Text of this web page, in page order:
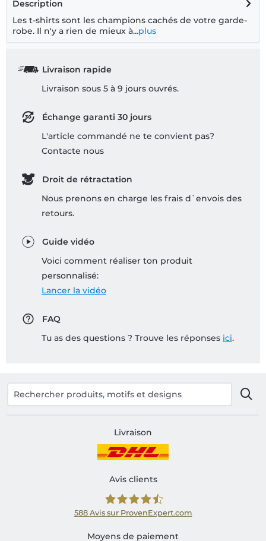
Description
Les t-shirts sont les champions cachés de votre garde-
robe. Il n'y a rien de mieux à...plus
Livraison rapide
Livraison sous 5 à 9 jours ouvrés.
Échange garanti 30 jours
L'article commandé ne te convient pas?
Contacte nous
Droit de rétractation
Nous prenons en charge les frais d`envois des
retours.
Guide vidéo
Voici comment réaliser ton produit
personnalisé:
Lancer la vidéo
FAQ
Tu as des questions ? Trouve les réponses ici.
Livraison
Avis clients
Shirtinator FR
588 Avis sur ProvenExpert.com
Moyens de paiement